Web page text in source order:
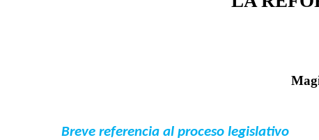
Breve referencia al proceso legislativo